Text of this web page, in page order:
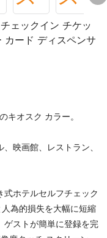
ェックイン チケッ
カード ディスペンサ
オスク カラー。
映画館、レストラン、
ホテルセルフチェック
為的損失を大幅に短縮
ゲストが簡単に登録を完